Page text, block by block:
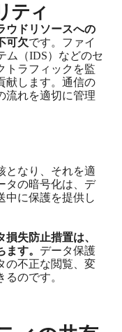
ティ
ウドリソースへの
可欠です。ファイ
ム（IDS）などのセ
トラフィックを監
献します。通信の
流れを適切に管理
となり、それを適
タの暗号化は、デ
中に保護を提供し
失防止措置は、
す。 データ保護
の不正な閲覧、変
のです。